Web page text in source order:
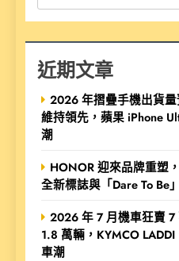
近期文章
2026 年摺疊手機出貨
維持領先，蘋果 iPhone
潮
HONOR 迎來品牌重塑
全新標誌與「Dare To Be
2026 年 7 月機車狂賣
1.8 萬輛，KYMCO
車潮